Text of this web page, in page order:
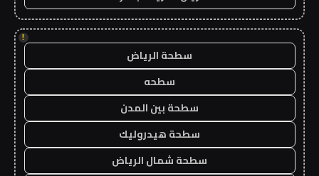
!
سطحة الرياض
سطحه
سطحة بين المدن
سطحة هيدروليك
سطحة شمال الرياض